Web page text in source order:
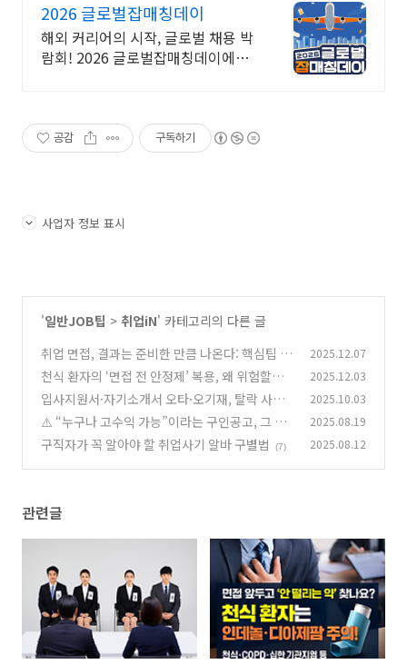
2026 글로벌잡매칭데이
해외 커리어의 시작, 글로벌 채용 박
람회! 2026 글로벌잡매칭데이에서
공감 구독하기
사업자 정보 표시
'일반JOB팁 > 취업iN' 카테고리의 다른 글
취업 면접, 결과는 준비한 만큼 나온다: 핵심팁 링
크 모음 (0)
2025.12.07
천식 환자의 ‘면접 전 안정제’ 복용, 왜 위험할까?
(0)
2025.12.03
입사지원서·자기소개서 오타·오기재, 탈락 사유
일까? 취준생 상담 Q&A (1)
2025.10.03
⚠️ “누구나 고수익 가능”이라는 구인공고, 그 말
믿으셨나요?
(4)
2025.08.19
구직자가 꼭 알아야 할 취업사기 알바 구별법 (7) 2025.08.12
관련글